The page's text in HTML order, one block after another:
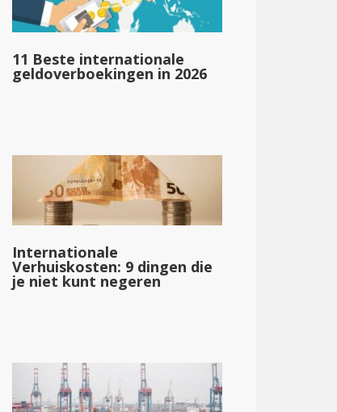
61.513
11 Beste internationale
geldoverboekingen in 2026
Internationale
Verhuiskosten: 9 dingen die
je niet kunt negeren